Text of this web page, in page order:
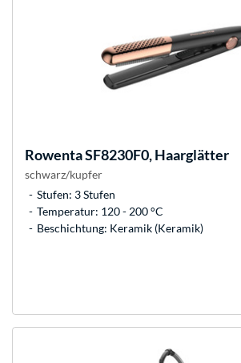
RowentaSF8230F0, Haarglätter
schwarz/kupfer
Stufen: 3 Stufen
Temperatur: 120 - 200 °C
Beschichtung: Keramik (Keramik)